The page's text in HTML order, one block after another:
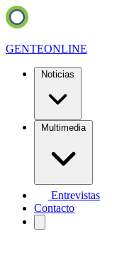
GENTEONLINE
Noticias
Multimedia
Entrevistas
Contacto